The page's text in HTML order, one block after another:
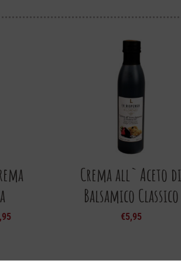
Crema all` Aceto di
Balsamico Classico
€5,95